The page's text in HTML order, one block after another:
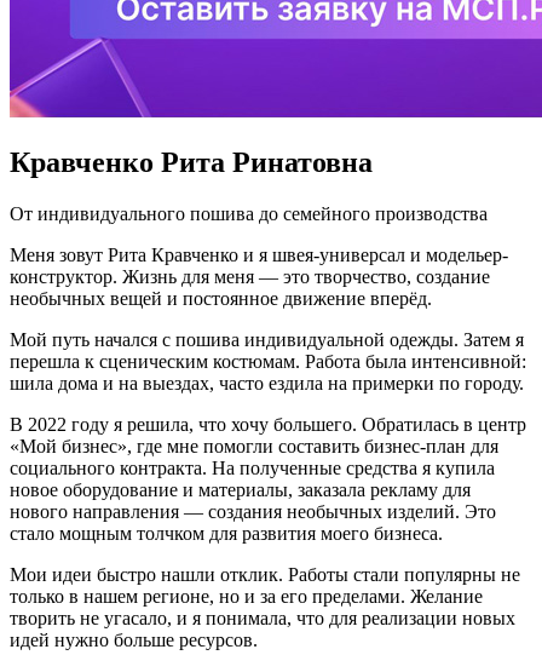
Кравченко Рита Ринатовна
От индивидуального пошива до семейного производства
Меня зовут Рита Кравченко и я швея-универсал и модельер-
конструктор. Жизнь для меня — это творчество, создание
необычных вещей и постоянное движение вперёд.
Мой путь начался с пошива индивидуальной одежды. Затем я
перешла к сценическим костюмам. Работа была интенсивной:
шила дома и на выездах, часто ездила на примерки по городу.
В 2022 году я решила, что хочу большего. Обратилась в центр
«Мой бизнес», где мне помогли составить бизнес-план для
социального контракта. На полученные средства я купила
новое оборудование и материалы, заказала рекламу для
нового направления — создания необычных изделий. Это
стало мощным толчком для развития моего бизнеса.
Мои идеи быстро нашли отклик. Работы стали популярны не
только в нашем регионе, но и за его пределами. Желание
творить не угасало, и я понимала, что для реализации новых
идей нужно больше ресурсов.